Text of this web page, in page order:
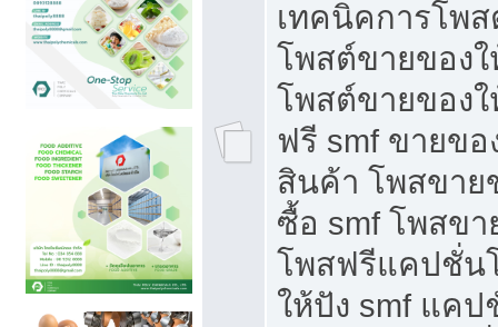
เทคนิคการโพ
โพสต์ขายของ
โพสต์ขายของ
ฟรี smf ขายข
สินค้า โพสขาย
ซื้อ smf โพสข
โพสฟรีแคปชั่น
ให้ปัง smf แค